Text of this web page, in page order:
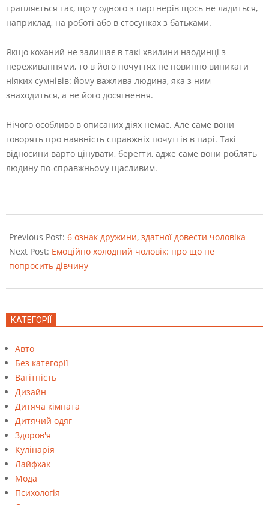
трапляється так, що у одного з партнерів щось не ладиться,
наприклад, на роботі або в стосунках з батьками.
Якщо коханий не залишає в такі хвилини наодинці з
переживаннями, то в його почуттях не повинно виникати
ніяких сумнівів: йому важлива людина, яка з ним
знаходиться, а не його досягнення.
Нічого особливо в описаних діях немає. Але саме вони
говорять про наявність справжніх почуттів в парі. Такі
відносини варто цінувати, берегти, адже саме вони роблять
людину по-справжньому щасливим.
08-
24
Previous Post: 6 ознак дружини, здатної довести чоловіка
Next Post: Емоційно холодний чоловік: про що не
попросить дівчину
КАТЕГОРІЇ
Авто
Без категорії
Вагітність
Дизайн
Дитяча кімната
Дитячий одяг
Здоров'я
Кулінарія
Лайфхак
Мода
Психологія